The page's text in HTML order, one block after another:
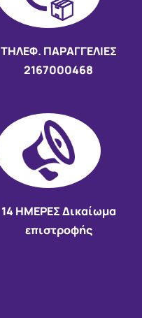
ΤΗΛΕΦ. ΠΑΡΑΓΓΕΛΙΕΣ
2167000468
14 HMEΡΕΣ Δικαίωμα
επιστροφής